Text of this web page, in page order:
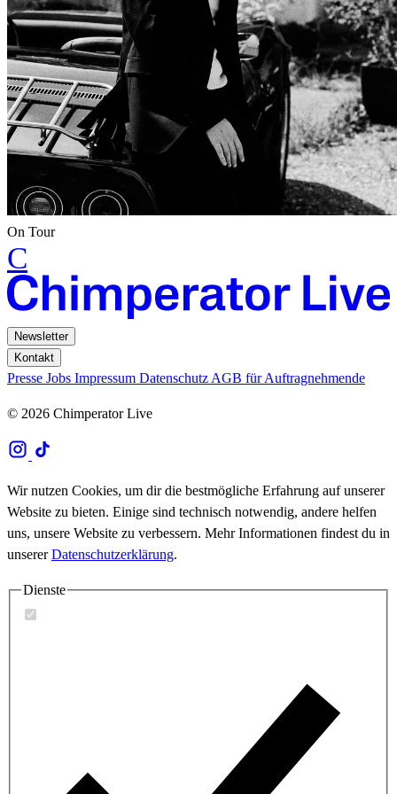
On Tour
C
Newsletter
Kontakt
Presse Jobs Impressum Datenschutz AGB für Auftragnehmende
© 2026 Chimperator Live
Wir nutzen Cookies, um dir die bestmögliche Erfahrung auf unserer
Website zu bieten. Einige sind technisch notwendig, andere helfen
uns, unsere Website zu verbessern. Mehr Informationen findest du in
unsererDatenschutzerklärung.
Dienste